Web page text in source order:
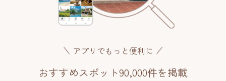
アプリでもっと便利に
おすすめスポット90,000件を掲載